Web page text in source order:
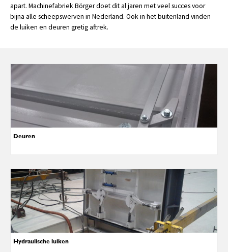
apart. Machinefabriek Börger doet dit al jaren met veel succes voor
bijna alle scheepswerven in Nederland. Ook in het buitenland vinden
de luiken en deuren gretig aftrek.
Deuren
Hydraulische luiken